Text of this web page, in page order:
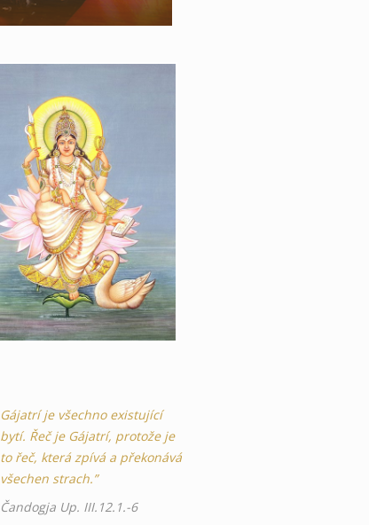
Gájatrí je všechno existující
bytí. Řeč je Gájatrí, protože je
to řeč, která zpívá a překonává
všechen strach.”
Čandogja Up. III.12.1.-6